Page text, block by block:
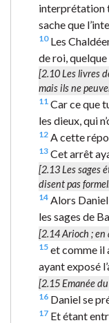
interprétation
sache que
10Les
de roi, quelque
[2.10 Les livres
mais ils ne
11 Car ce que
les dieux, qui
12 A cette
13 Cet arrêt
[2.13Les sages
disent pas
14 Alors
les sages de
[2.14Arioch ; en
15 et comme il
ayant exposé
[2.15Emanée
16 Daniel se
17 Et étant